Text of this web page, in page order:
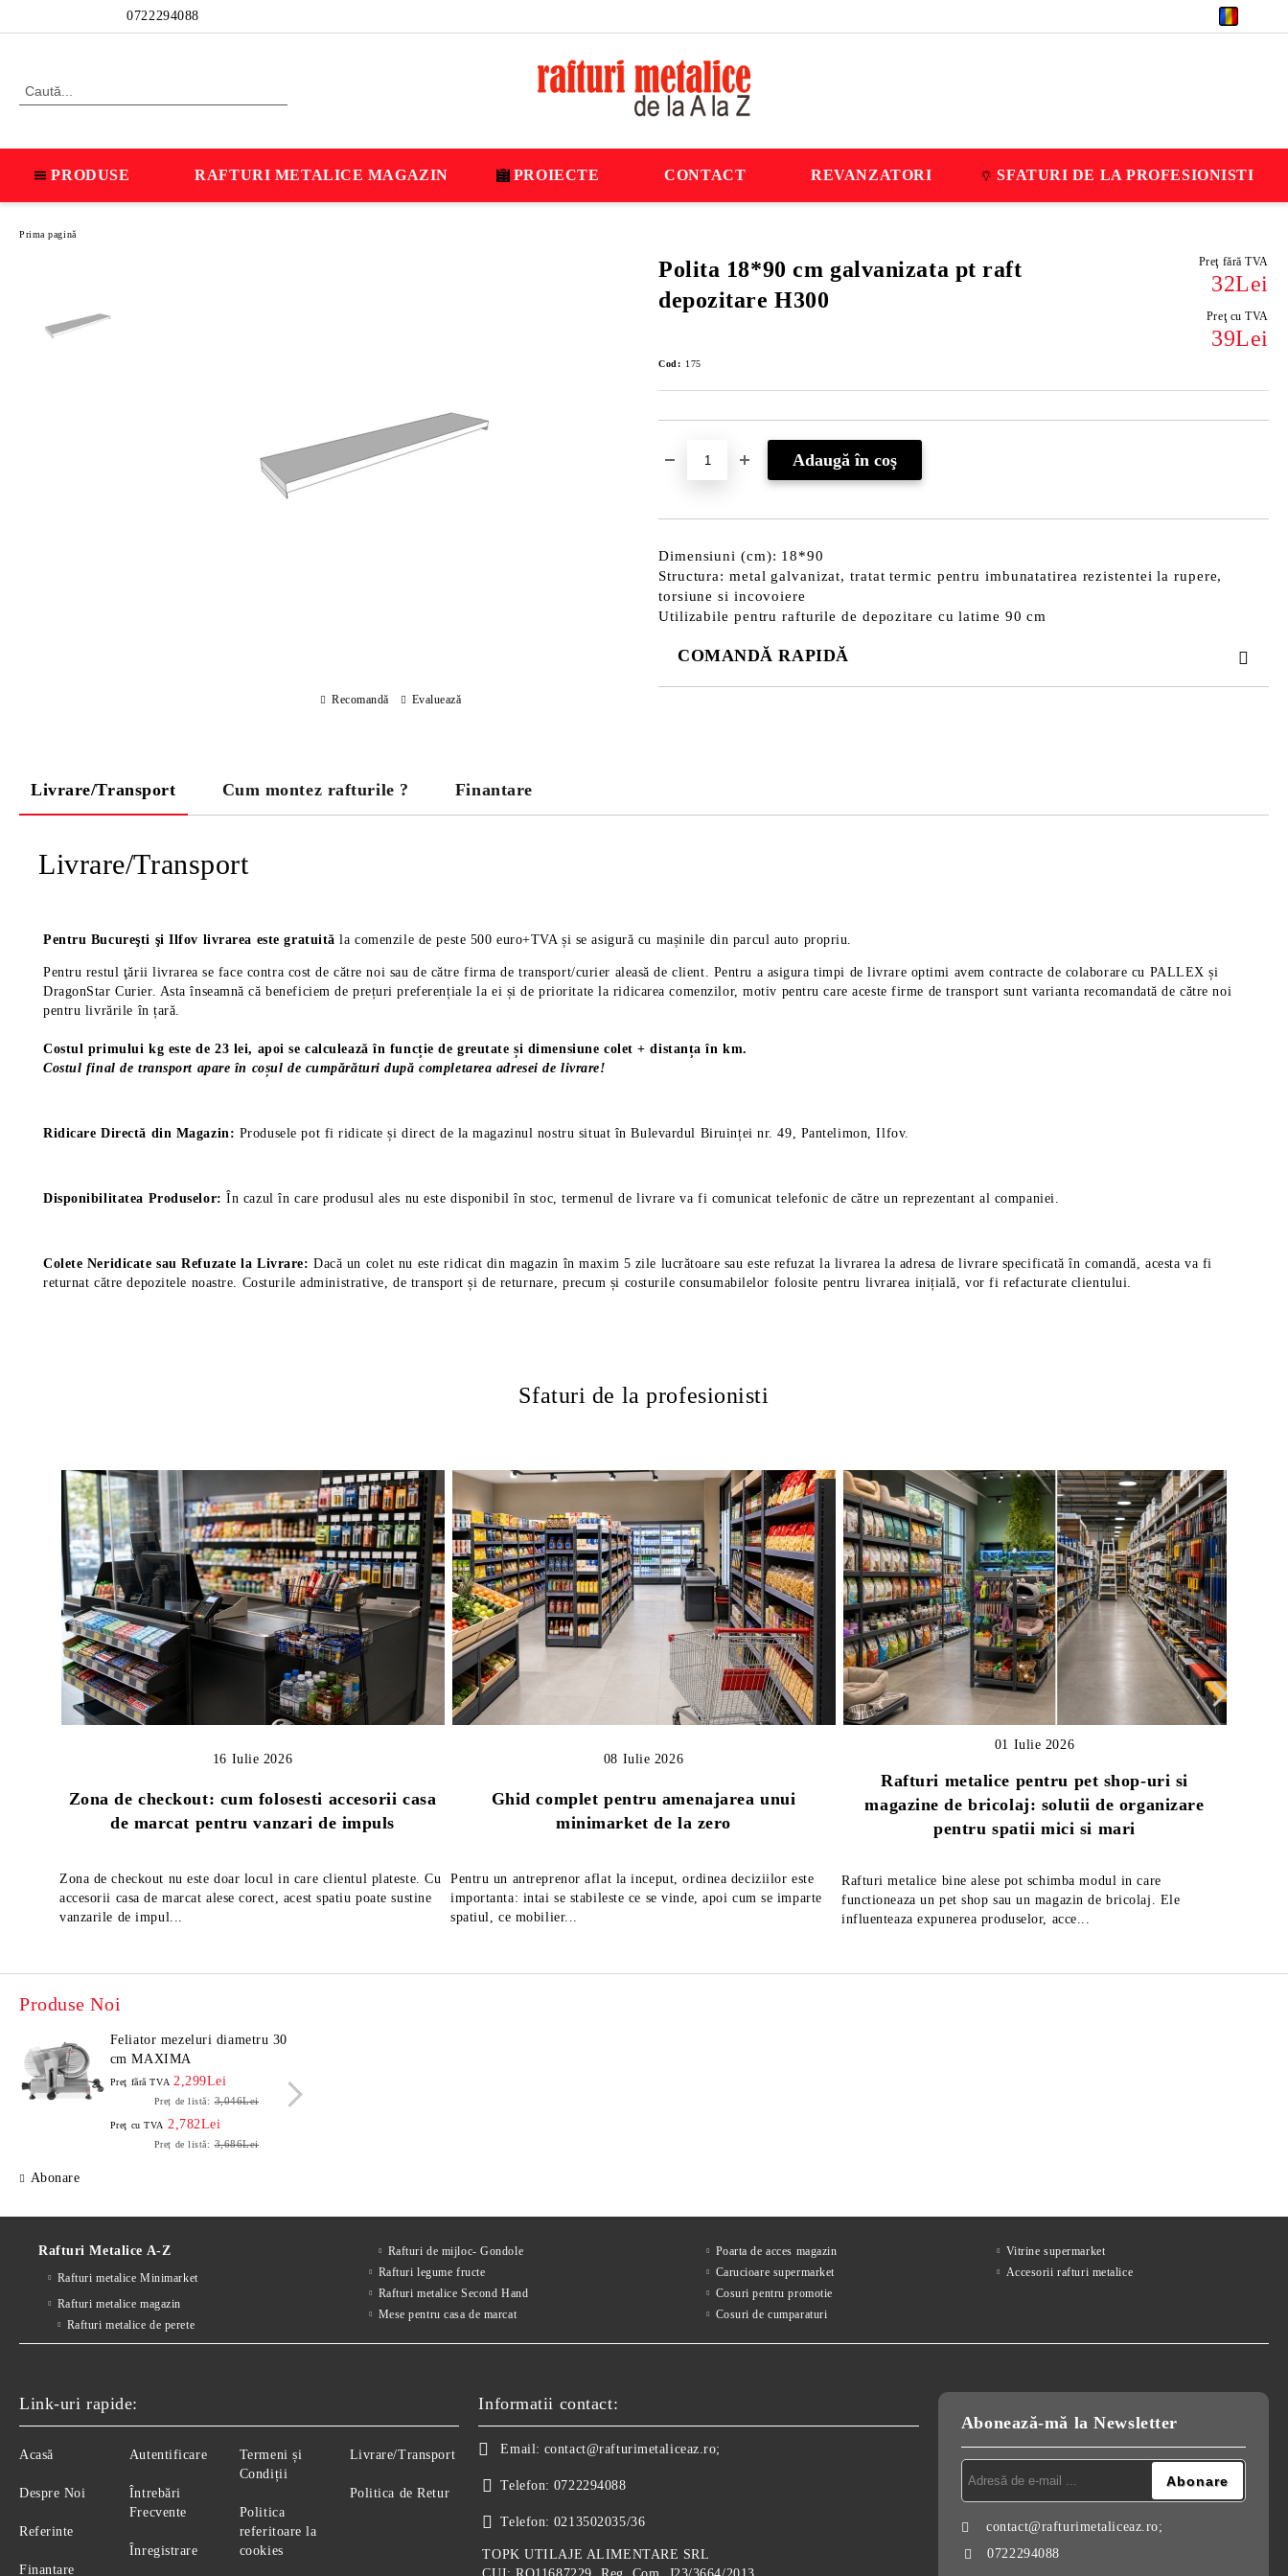
0722294088
PRODUSE RAFTURI METALICE MAGAZIN PROIECTE CONTACT REVANZATORI SFATURI DE LA PROFESIONISTI
Prima pagină
Polita 18*90 cm galvanizata pt raft
depozitare H300
Preţ fără TVA
32Lei
Preţ cu TVA
39Lei
Cod: 175
Dimensiuni (cm): 18*90
Structura: metal galvanizat, tratat termic pentru imbunatatirea rezistentei la rupere,
torsiune si incovoiere
Utilizabile pentru rafturile de depozitare cu latime 90 cm
COMANDĂ RAPIDĂ
Recomandă Evaluează
Livrare/Transport Cum montez rafturile ? Finantare
Livrare/Transport
Pentru Bucureşti şi Ilfov livrarea este gratuită la comenzile de peste 500 euro+TVA și se asigură cu mașinile din parcul auto propriu.
Pentru restul ţării livrarea se face contra cost de către noi sau de către firma de transport/curier aleasă de client. Pentru a asigura timpi de livrare optimi avem contracte de colaborare cu PALLEX și
DragonStar Curier. Asta înseamnă că beneficiem de prețuri preferențiale la ei și de prioritate la ridicarea comenzilor, motiv pentru care aceste firme de transport sunt varianta recomandată de către noi
pentru livrările în țară.
Costul primului kg este de 23 lei, apoi se calculează în funcție de greutate și dimensiune colet + distanța în km.
Costul final de transport apare în coșul de cumpărături după completarea adresei de livrare!
Ridicare Directă din Magazin: Produsele pot fi ridicate și direct de la magazinul nostru situat în Bulevardul Biruinței nr. 49, Pantelimon, Ilfov.
Disponibilitatea Produselor: În cazul în care produsul ales nu este disponibil în stoc, termenul de livrare va fi comunicat telefonic de către un reprezentant al companiei.
Colete Neridicate sau Refuzate la Livrare: Dacă un colet nu este ridicat din magazin în maxim 5 zile lucrătoare sau este refuzat la livrarea la adresa de livrare specificată în comandă, acesta va fi
returnat către depozitele noastre. Costurile administrative, de transport și de returnare, precum și costurile consumabilelor folosite pentru livrarea inițială, vor fi refacturate clientului.
Sfaturi de la profesionisti
Zona de checkout: cum folosesti accesorii casa
de marcat pentru vanzari de impuls
16 Iulie 2026
Zona de checkout nu este doar locul in care clientul plateste. Cu
accesorii casa de marcat alese corect, acest spatiu poate sustine
vanzarile de impul...
Ghid complet pentru amenajarea unui
minimarket de la zero
08 Iulie 2026
Pentru un antreprenor aflat la inceput, ordinea deciziilor este
importanta: intai se stabileste ce se vinde, apoi cum se imparte
spatiul, ce mobilier...
Rafturi metalice pentru pet shop-uri si
magazine de bricolaj: solutii de organizare
pentru spatii mici si mari
01 Iulie 2026
Rafturi metalice bine alese pot schimba modul in care
functioneaza un pet shop sau un magazin de bricolaj. Ele
influenteaza expunerea produselor, acce...
Produse Noi
Feliator mezeluri diametru 30
cm MAXIMA
Preţ fără TVA 2,299Lei
Preț de listă: 3,046Lei
Preţ cu TVA 2,782Lei
Preț de listă: 3,686Lei
Abonare
Rafturi Metalice A-Z
Rafturi metalice Minimarket
Rafturi metalice magazin
Rafturi metalice de perete
Rafturi de mijloc- Gondole
Rafturi legume fructe
Rafturi metalice Second Hand
Mese pentru casa de marcat
Poarta de acces magazin
Carucioare supermarket
Cosuri pentru promotie
Cosuri de cumparaturi
Vitrine supermarket
Accesorii rafturi metalice
Link-uri rapide:
Acasă
Despre Noi
Referinte
Finantare
Autentificare
Întrebări
Frecvente
Înregistrare
Termeni și
Condiții
Politica
referitoare la
cookies
Livrare/Transport
Politica de Retur
Informatii contact:
Email: contact@rafturimetaliceaz.ro;
Telefon: 0722294088
Telefon: 0213502035/36
TOPK UTILAJE ALIMENTARE SRL
Abonează-mă la Newsletter
contact@rafturimetaliceaz.ro;
0722294088